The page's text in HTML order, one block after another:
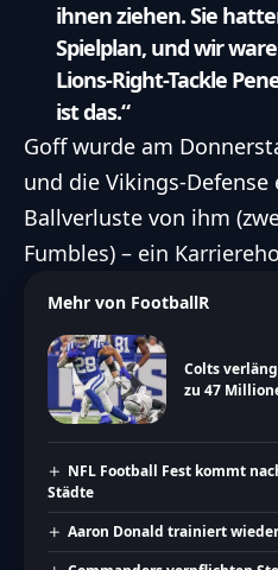
ihnen ziehen. Sie
Spielplan, und wir
Lions-Right-Tackle
ist das.“
Goff wurde am
und die Vikings-Defense
Ballverluste von ihm
Fumbles) – ein
Mehr von FootballR
Colts
zu 47
NFL Football Fest kommt
Städte
Aaron Donald trainiert